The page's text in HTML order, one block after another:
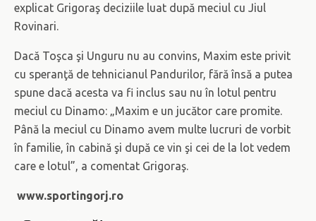
explicat Grigoraş deciziile luat după meciul cu Jiul
Rovinari.
Dacă Toşca şi Unguru nu au convins, Maxim este privit
cu speranţă de tehnicianul Pandurilor, fără însă a putea
spune dacă acesta va fi inclus sau nu în lotul pentru
meciul cu Dinamo: „Maxim e un jucător care promite.
Până la meciul cu Dinamo avem multe lucruri de vorbit
în familie, în cabină şi după ce vin şi cei de la lot vedem
care e lotul”, a comentat Grigoraş.
www.sportingorj.ro